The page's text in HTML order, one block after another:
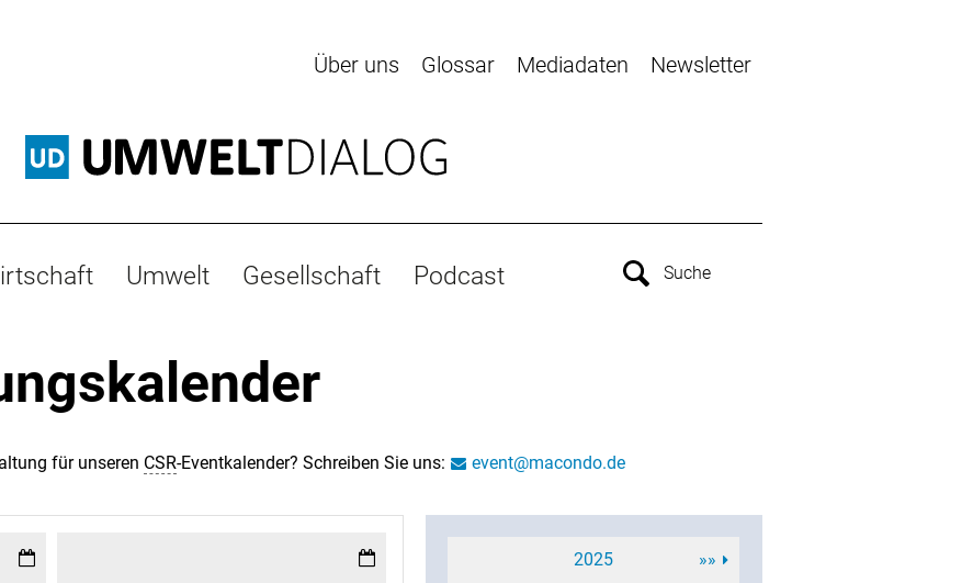
Über uns Glossar Mediadaten Newsletter
Umwelt Gesellschaft Podcast
für unseren CSR-Eventkalender? Schreiben Sie uns: event@macondo.de
2025
»»